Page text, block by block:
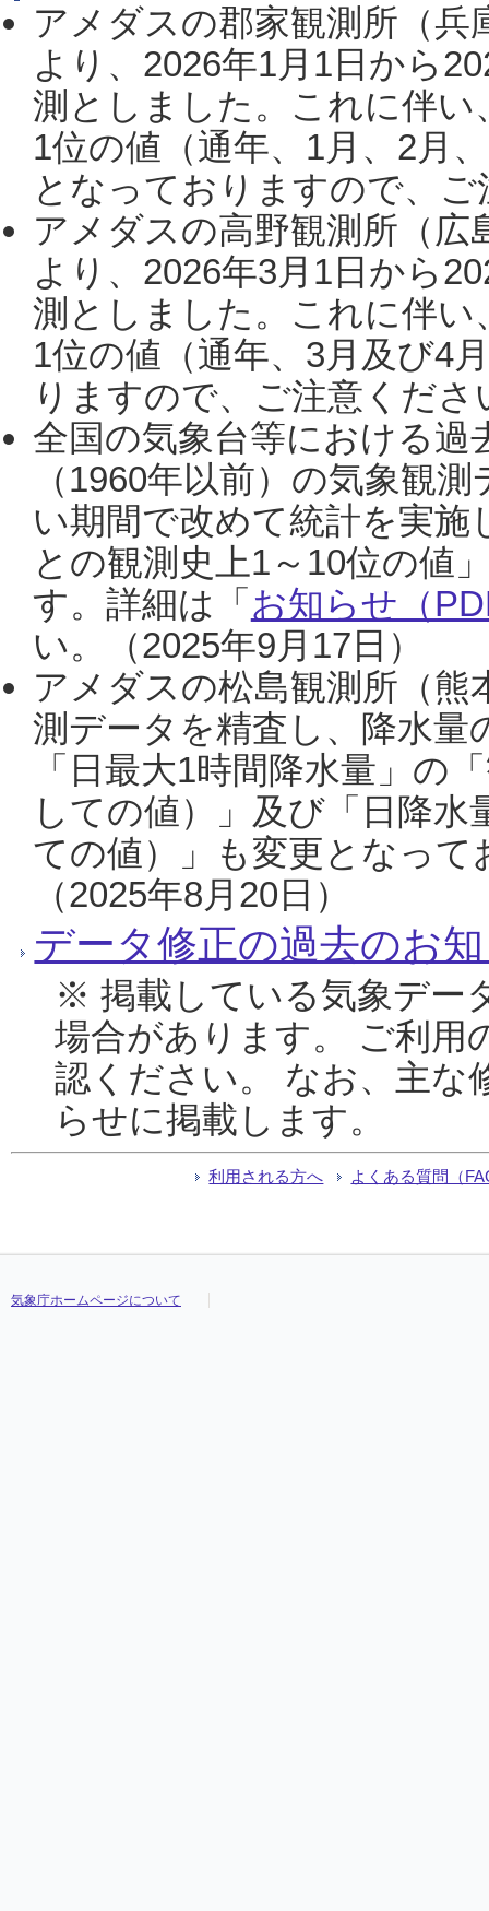
アメダスの郡家観測所（
より、2026年1月1日から
測としました。これに伴い
1位の値（通年、1月、2月
となっておりますので、
アメダスの高野観測所（
より、2026年3月1日から
測としました。これに伴い
1位の値（通年、3月及び4
りますので、ご注意くだ
全国の気象台等における過
（1960年以前）の気象観
い期間で改めて統計を実
との観測史上1～10位の値
す。詳細は「 お知らせ（
い。（2025年9月17日）
アメダスの松島観測所（熊
測データを精査し、降水
「日最大1時間降水量」の
しての値）」及び「日降
ての値）」も変更となっ
（2025年8月20日）
データ修正の過去のお
※ 掲載している気象デー
場合があります。 ご利用
認ください。 なお、主な
らせに掲載します。
利用される方へ よくある質問（
気象庁ホームページについて